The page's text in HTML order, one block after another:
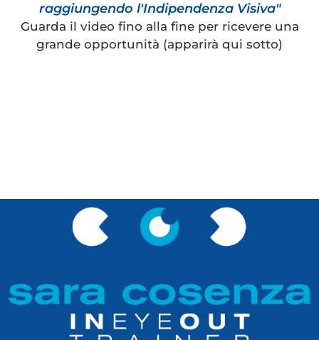
raggiungendo l'Indipendenza Visiva"
Guarda il video fino alla fine per ricevere una
grande opportunità (apparirà qui sotto)